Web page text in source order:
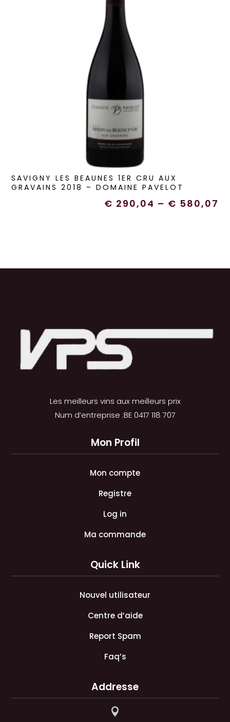
SAVIGNY LES BEAUNES 1ER CRU AUX
GRAVAINS 2018 – DOMAINE PAVELOT
€ 290,04 – € 580,07
Les meilleurs vins aux meilleurs prix
Num d’entreprise :BE 0417 118 707
Mon Profil
Mon compte
Registre
Log in
Ma commande
Quick Link
Nouvel utilisateur
Centre d’aide
Report Spam
Faq’s
Addresse
